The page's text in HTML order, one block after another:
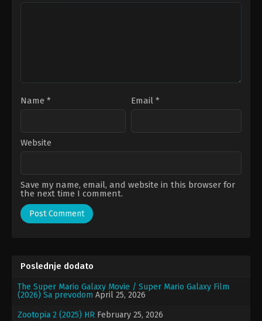
Name * Email *
Website
Save my name, email, and website in this browser for
the next time I comment.
Poslednje dodato
The Super Mario Galaxy Movie / Super Mario Galaxy Film
(2026) Sa prevodom April 25, 2026
Zootopia 2 (2025) HR February 25, 2026